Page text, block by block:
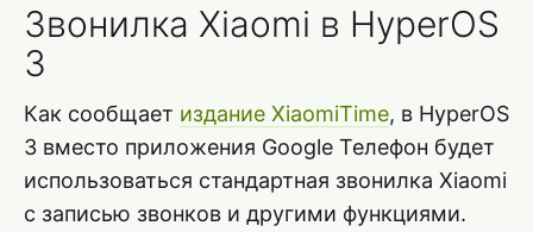
Звонилка Xiaomi в HyperOS
3
Как сообщает издание XiaomiTime, в HyperOS
3 вместо приложения Google Телефон будет
использоваться стандартная звонилка Xiaomi
с записью звонков и другими функциями.